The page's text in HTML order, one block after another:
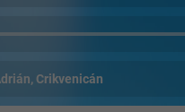
Crikvenicán